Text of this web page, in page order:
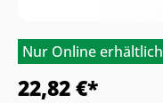
Nur Online erhältlich
22,82 €*